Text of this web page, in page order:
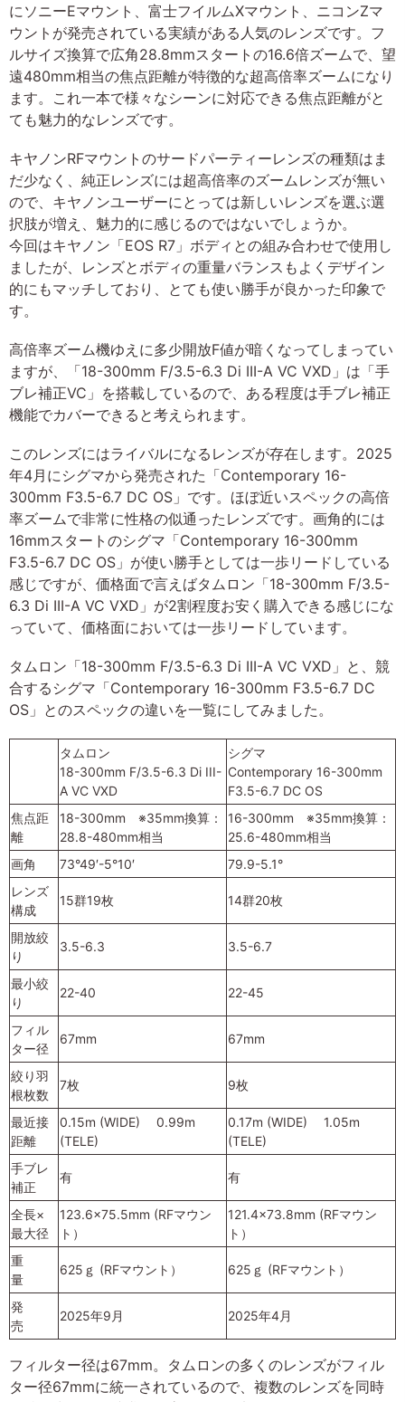
にソニーEマウント、富士フイルムXマウント、ニコンZマ
ウントが発売されている実績がある人気のレンズです。フ
ルサイズ換算で広角28.8mmスタートの16.6倍ズームで、望
遠480mm相当の焦点距離が特徴的な超高倍率ズームになり
ます。これ一本で様々なシーンに対応できる焦点距離がと
ても魅力的なレンズです。
キヤノンRFマウントのサードパーティーレンズの種類はま
だ少なく、純正レンズには超高倍率のズームレンズが無い
ので、キヤノンユーザーにとっては新しいレンズを選ぶ選
択肢が増え、魅力的に感じるのではないでしょうか。
今回はキヤノン「EOS R7」ボディとの組み合わせで使用し
ましたが、レンズとボディの重量バランスもよくデザイン
的にもマッチしており、とても使い勝手が良かった印象で
す。
高倍率ズーム機ゆえに多少開放F値が暗くなってしまってい
ますが、「18-300mm F/3.5-6.3 Di III-A VC VXD」は「手
ブレ補正VC」を搭載しているので、ある程度は手ブレ補正
機能でカバーできると考えられます。
このレンズにはライバルになるレンズが存在します。2025
年4月にシグマから発売された「Contemporary 16-
300mm F3.5-6.7 DC OS」です。ほぼ近いスペックの高倍
率ズームで非常に性格の似通ったレンズです。画角的には
16mmスタートのシグマ「Contemporary 16-300mm
F3.5-6.7 DC OS」が使い勝手としては一歩リードしている
感じですが、価格面で言えばタムロン「18-300mm F/3.5-
6.3 Di III-A VC VXD」が2割程度お安く購入できる感じにな
っていて、価格面においては一歩リードしています。
タムロン「18-300mm F/3.5-6.3 Di III-A VC VXD」と、競
合するシグマ「Contemporary 16-300mm F3.5-6.7 DC
OS」とのスペックの違いを一覧にしてみました。
タムロン
18-300mm F/3.5-6.3 Di III-
A VC VXD
シグマ
Contemporary 16-300mm
F3.5-6.7 DC OS
焦点距
離
18-300mm ※35mm換算：
28.8-480mm相当
16-300mm ※35mm換算：
25.6-480mm相当
画角
73°49′-5°10′
79.9-5.1°
レンズ
構成
15群19枚 14群20枚
開放絞
り
3.5-6.3 3.5-6.7
最小絞
り
22-40 22-45
フィル
ター径
67mm 67mm
絞り羽
根枚数
7枚 9枚
最近接
距離
0.15m (WIDE) 0.99m
(TELE)
0.17m (WIDE) 1.05m
(TELE)
手ブレ
補正
有 有
全長×
最大径
123.6×75.5mm (RFマウン
ト）
121.4×73.8mm (RFマウン
ト）
重
量
625ｇ (RFマウント） 625ｇ (RFマウント）
発
売
2025年9月 2025年4月
フィルター径は67mm。タムロンの多くのレンズがフィル
ター径67mmに統一されているので、複数のレンズを同時